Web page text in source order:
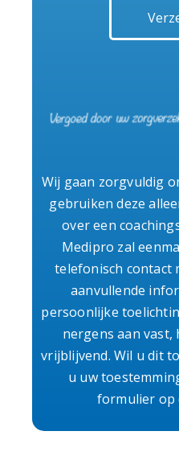
Wij gaan zorgvuldig
gebruiken deze
over een
Medipro zal
telefonisch contact
aanvullende
persoonlijke
nergens aan vast,
vrijblijvend. Wil u dit
u uw
formulier op